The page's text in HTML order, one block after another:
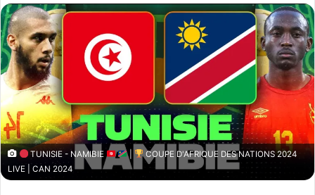
l
w
o
n
o
e
u
u
r
TUNISIE - NAMIBIE |
COUPE D'AFRIQUE DES NATIONS 2024
LIVE | CAN 2024